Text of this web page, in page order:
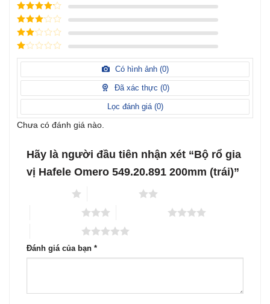
Được xếp
hạng
5
5
sao
Được xếp
hạng
4
5
sao
Được
xếp
hạng3
5 sao
Được
hạng
sao
Được
hạng
sao
Có hình ảnh (0)
Đã xác thực (0)
Lọc đánh giá (0)
Chưa có đánh giá nào.
Hãy là người đầu tiên nhận xét “Bộ rổ gia
vị Hafele Omero 549.20.891 200mm (trái)”
Đánh giá của bạn *